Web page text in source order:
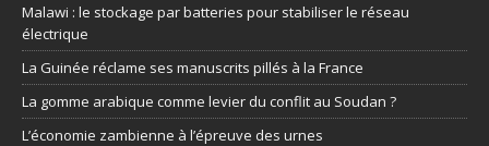
Malawi : le stockage par batteries pour stabiliser le réseau
électrique
La Guinée réclame ses manuscrits pillés à la France
La gomme arabique comme levier du conflit au Soudan ?
L’économie zambienne à l’épreuve des urnes